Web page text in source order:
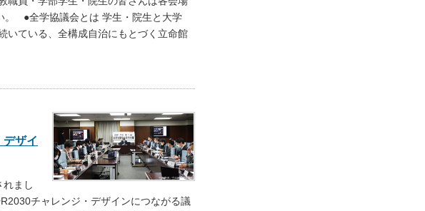
。 ●全学協議会とは 学⽣・院⽣と大学
いている、全構成自治にもとづく⽴命館
ザイ
まし
チャレンジ・デザインにつながる議